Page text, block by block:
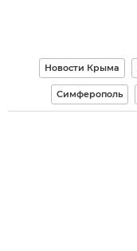
Новости Крыма
Симферополь